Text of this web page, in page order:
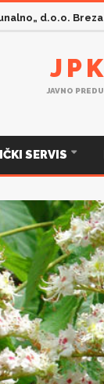
d.o.o.
JAVNO
SERVIS